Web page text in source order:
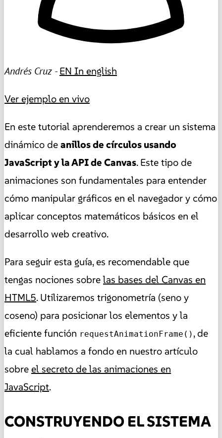
Andrés Cruz -EN In english
Ver ejemplo en vivo
En este tutorial aprenderemos a crear un sistema
dinámico deanillos de círculos usando
JavaScript y la API de Canvas. Este tipo de
animaciones son fundamentales para entender
cómo manipular gráficos en el navegador y cómo
aplicar conceptos matemáticos básicos en el
desarrollo web creativo.
Para seguir esta guía, es recomendable que
tengas nociones sobrelas bases del Canvas en
HTML5. Utilizaremos trigonometría (seno y
coseno) para posicionar los elementos y la
eficiente función requestAnimationFrame() , de
la cual hablamos a fondo en nuestro artículo
sobreel secreto de las animaciones en
JavaScript.
CONSTRUYENDO EL SISTEMA